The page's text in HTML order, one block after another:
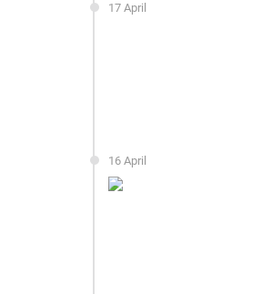
17 April
16 April